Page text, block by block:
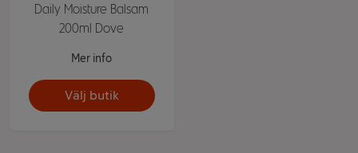
Daily Moisture Balsam
200ml Dove
Mer info
Välj butik